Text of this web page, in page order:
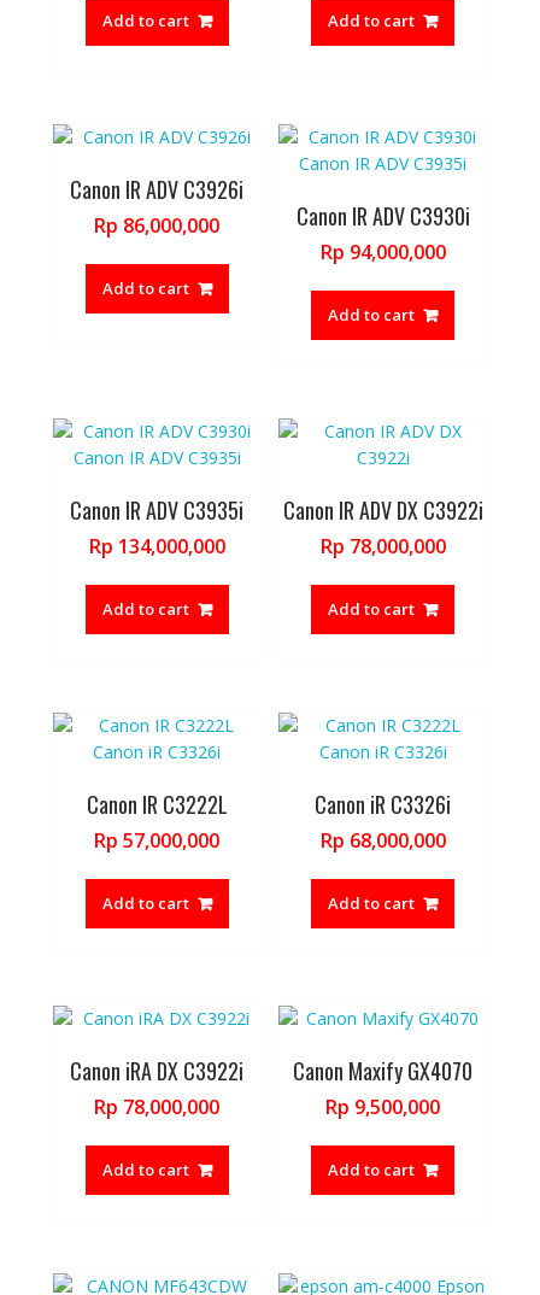
Add to cart Add to cart
Canon IR ADV C3926i
Rp 86,000,000
Add to cart
Canon IR ADV C3930i
Rp 94,000,000
Add to cart
Canon IR ADV C3935i
Rp 134,000,000
Add to cart
Canon IR ADV DX C3922i
Rp 78,000,000
Add to cart
Canon IR C3222L
Rp 57,000,000
Add to cart
Canon iR C3326i
Rp 68,000,000
Add to cart
Canon iRA DX C3922i
Rp 78,000,000
Add to cart
Canon Maxify GX4070
Rp 9,500,000
Add to cart